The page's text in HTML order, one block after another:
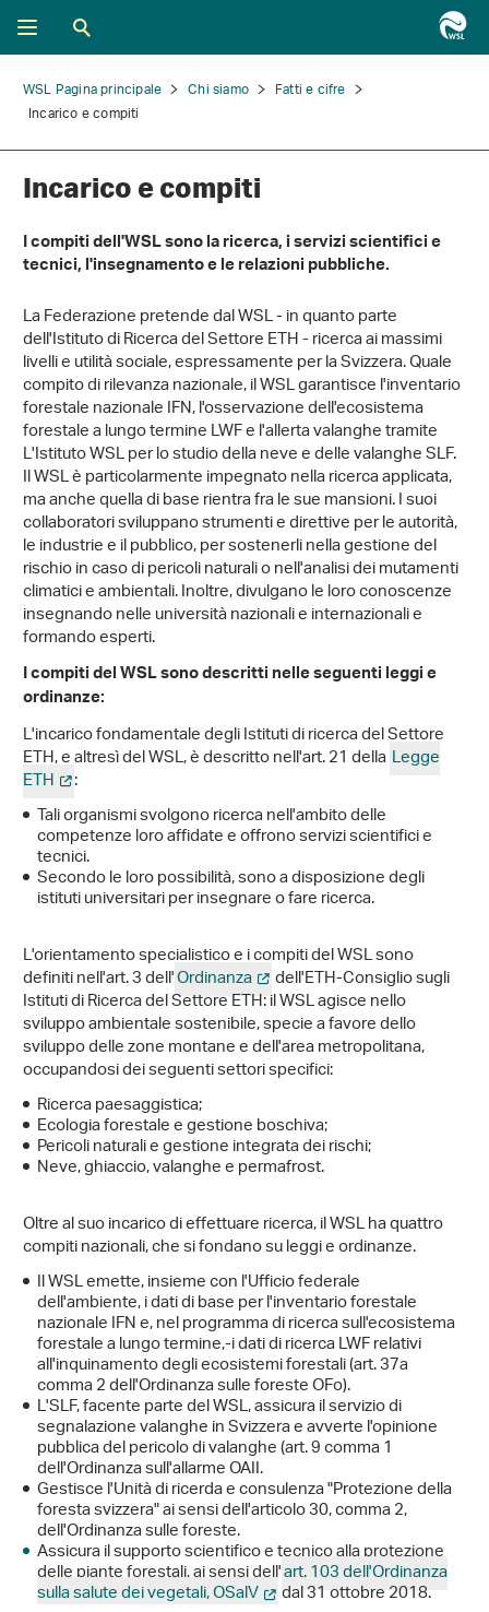
WSL Pagina principale Chi siamo
Fatti e cifre
Incarico e compiti
Incarico e compiti
I compiti dell'WSL sono la ricerca, i servizi scientifici e
tecnici, l'insegnamento e le relazioni pubbliche.
La Federazione pretende dal WSL - in quanto parte
dell'Istituto di Ricerca del Settore ETH - ricerca ai massimi
livelli e utilità sociale, espressamente per la Svizzera. Quale
compito di rilevanza nazionale, il WSL garantisce l'inventario
forestale nazionale IFN, l'osservazione dell'ecosistema
forestale a lungo termine LWF e l'allerta valanghe tramite
L'Istituto WSL per lo studio della neve e delle valanghe SLF.
Il WSL è particolarmente impegnato nella ricerca applicata,
ma anche quella di base rientra fra le sue mansioni. I suoi
collaboratori sviluppano strumenti e direttive per le autorità,
le industrie e il pubblico, per sostenerli nella gestione del
rischio in caso di pericoli naturali o nell'analisi dei mutamenti
climatici e ambientali. Inoltre, divulgano le loro conoscenze
insegnando nelle università nazionali e internazionali e
formando esperti.
I compiti del WSL sono descritti nelle seguenti leggi e
ordinanze:
L'incarico fondamentale degli Istituti di ricerca del Settore
ETH, e altresì del WSL, è descritto nell'art. 21 della Legge
ETH
:
Tali organismi svolgono ricerca nell'ambito delle
competenze loro affidate e offrono servizi scientifici e
tecnici.
Secondo le loro possibilità, sono a disposizione degli
istituti universitari per insegnare o fare ricerca.
L'orientamento specialistico e i compiti del WSL sono
definiti nell'art. 3 dell'Ordinanza dell'ETH‐Consiglio sugli
Istituti di Ricerca del Settore ETH: il WSL agisce nello
sviluppo ambientale sostenibile, specie a favore dello
sviluppo delle zone montane e dell'area metropolitana,
occupandosi dei seguenti settori specifici:
Ricerca paesaggistica;
Ecologia forestale e gestione boschiva;
Pericoli naturali e gestione integrata dei rischi;
Neve, ghiaccio, valanghe e permafrost.
Oltre al suo incarico di effettuare ricerca, il WSL ha quattro
compiti nazionali, che si fondano su leggi e ordinanze.
Il WSL emette, insieme con l'Ufficio federale
dell'ambiente, i dati di base per l'inventario forestale
nazionale IFN e, nel programma di ricerca sull'ecosistema
forestale a lungo termine,‐i dati di ricerca LWF relativi
all'inquinamento degli ecosistemi forestali (art. 37a
comma 2 dell'Ordinanza sulle foreste OFo).
L'SLF, facente parte del WSL, assicura il servizio di
segnalazione valanghe in Svizzera e avverte l'opinione
pubblica del pericolo di valanghe (art. 9 comma 1
dell'Ordinanza sull'allarme OAII.
Gestisce l'Unità di ricerda e consulenza "Protezione della
foresta svizzera" ai sensi dell'articolo 30, comma 2,
dell'Ordinanza sulle foreste.
Assicura il supporto scientifico e tecnico alla protezione
delle piante forestali, ai sensi dell'art. 103 dell'Ordinanza
sulla salute dei vegetali, OSalV
dal 31 ottobre 2018.